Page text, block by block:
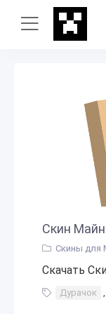
Скин
Скины для
Скачать
Дурачок ,